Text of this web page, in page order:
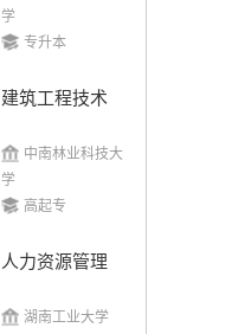
学
专升本
建筑工程技术
中南林业科技大
学
高起专
人力资源管理
湖南工业大学